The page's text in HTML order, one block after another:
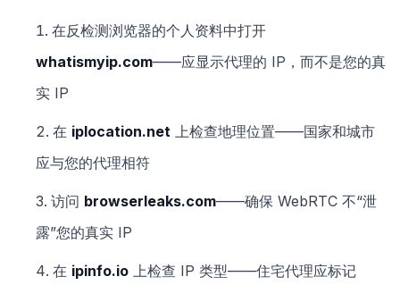
在反检测浏览器的个人资料中打开
whatismyip.com——应显示代理的 IP，而不是您的真
实 IP
在 iplocation.net 上检查地理位置——国家和城市
应与您的代理相符
访问 browserleaks.com——确保 WebRTC 不“泄
露”您的真实 IP
在 ipinfo.io 上检查 IP 类型——住宅代理应标记